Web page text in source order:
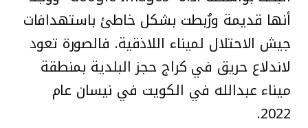
أنها قديمة ورُبطت بشكل خاطئ باستهدافات
جيش الاحتلال لميناء اللاذقية. فالصورة تعود
لاندلاع حريق في كراج حجز البلدية بمنطقة
ميناء عبدالله في الكويت في نيسان عام
2022.